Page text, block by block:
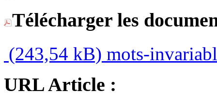
Télécharger les
(243,54 kB) mots-
URL Article :